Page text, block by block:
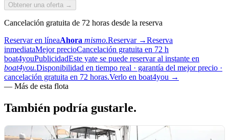
Obtener una oferta →
Cancelación gratuita de 72 horas desde la reserva
Reservar en líneaAhora mismo.Reservar →Reserva
inmediataMejor precioCancelación gratuita en 72 h
boat4youPublicidadEste yate se puede reservar al instante en
boat4you.Disponibilidad en tiempo real · garantía del mejor precio ·
cancelación gratuita en 72 horas.Verlo en boat4you →
— Más de esta flota
También podría gustarle.